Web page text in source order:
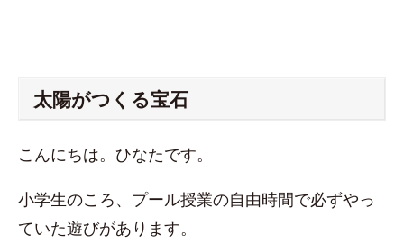
太陽がつくる宝石
こんにちは。ひなたです。
小学生のころ、プール授業の自由時間で必ずやっ
ていた遊びがあります。